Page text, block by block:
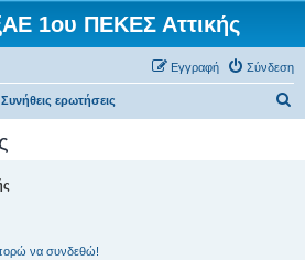
1ου ΠΕΚΕΣ Αττικής
Σύνδεση
Εγγραφή
Συνήθεις ερωτήσεις
να συνδεθώ!